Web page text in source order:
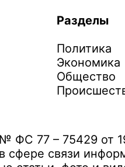
Разделы
Политика
Экономика
Общество
77 – 75429 от
сфере связи